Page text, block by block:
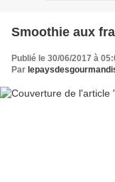
Smoothie aux
Publié le 30/06/2017 à
Par